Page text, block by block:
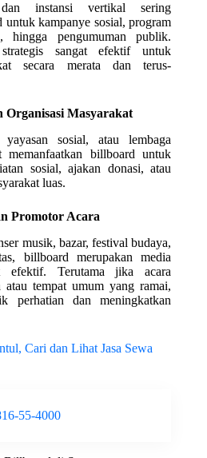
instansi vertikal sering
untuk kampanye sosial, program
hingga pengumuman publik.
sangat efektif untuk
secara merata dan terus-
Organisasi Masyarakat
sosial, atau lembaga
memanfaatkan billboard untuk
sosial, ajakan donasi, atau
luas.
Promotor Acara
musik, bazar, festival budaya,
billboard merupakan media
efektif. Terutama jika acara
tempat umum yang ramai,
perhatian dan meningkatkan
Cari dan Lihat Jasa Sewa
55-4000